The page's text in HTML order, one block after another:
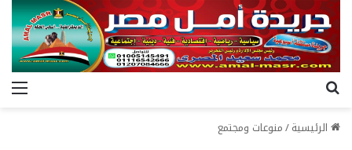
الرئيسية/منوعات ومجتمع